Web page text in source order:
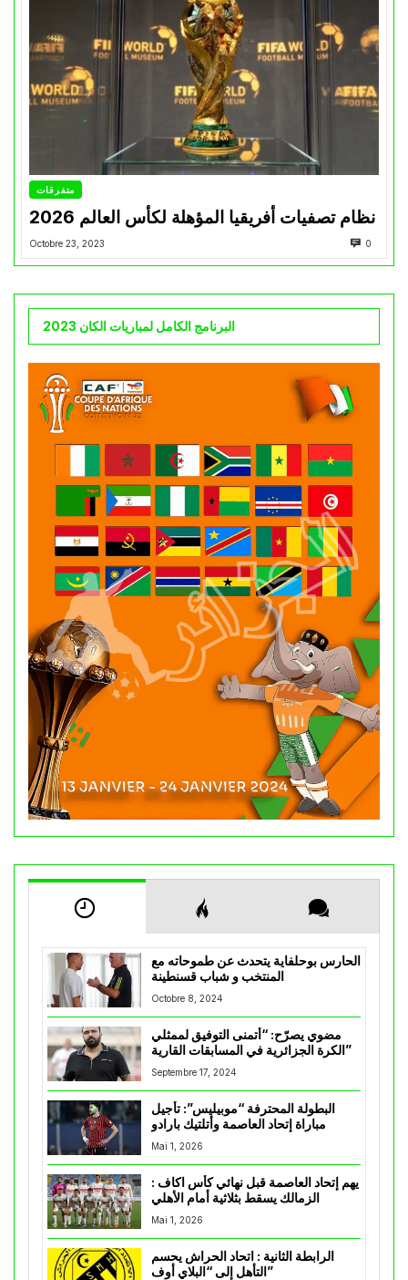
متفرقات
نظام تصفيات أفريقيا المؤهلة لكأس العالم 2026
Octobre 23, 2023 0
البرنامج الكامل لمباريات الكان 2023
الحارس بوحلفاية يتحدث عن طموحاته مع
المنتخب و شباب قسنطينة
Octobre 8, 2024
مضوي يصرّح: “أتمنى التوفيق لممثلي
الكرة الجزائرية في المسابقات القارية”
Septembre 17, 2024
البطولة المحترفة “موبيليس”: تأجيل
مباراة إتحاد العاصمة وأتلتيك بارادو
Mai 1, 2026
يهم إتحاد العاصمة قبل نهائي كأس اكاف :
Mai 1, 2026
الرابطة الثانية : اتحاد الحراش يحسم
التأهل إلى “البلاي أوف”